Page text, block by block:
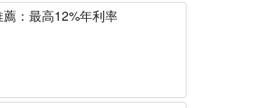
：最高12%年利率